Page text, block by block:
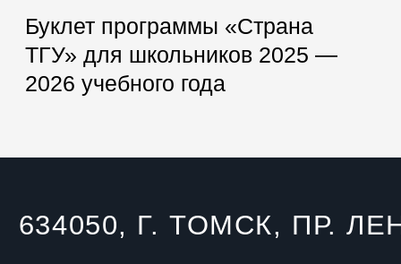
634050, Г. ТОМСК, ПР.
mustsu@mail.tsu.ru